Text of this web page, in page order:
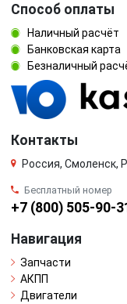
Способ оплаты
Наличный расчёт
Банковская карта
Безналичный
Контакты
Россия, Смоленск,
Бесплатный номер
+7 (800) 505-90-
Навигация
Запчасти
АКПП
Двигатели